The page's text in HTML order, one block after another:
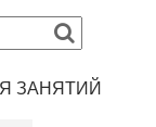
ЗАНЯТИЙ